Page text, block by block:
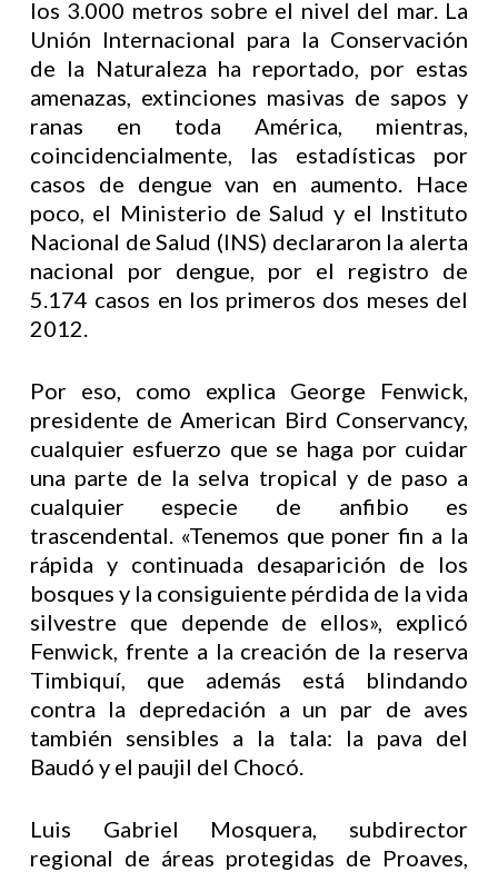
los 3.000 metros sobre el nivel del mar. La
Unión Internacional para la Conservación
de la Naturaleza ha reportado, por estas
amenazas, extinciones masivas de sapos y
ranas en toda América, mientras,
coincidencialmente, las estadísticas por
casos de dengue van en aumento. Hace
poco, el Ministerio de Salud y el Instituto
Nacional de Salud (INS) declararon la alerta
nacional por dengue, por el registro de
5.174 casos en los primeros dos meses del
2012.
Por eso, como explica George Fenwick,
presidente de American Bird Conservancy,
cualquier esfuerzo que se haga por cuidar
una parte de la selva tropical y de paso a
cualquier especie de anfibio es
trascendental. «Tenemos que poner fin a la
rápida y continuada desaparición de los
bosques y la consiguiente pérdida de la vida
silvestre que depende de ellos», explicó
Fenwick, frente a la creación de la reserva
Timbiquí, que además está blindando
contra la depredación a un par de aves
también sensibles a la tala: la pava del
Baudó y el paujil del Chocó.
Luis Gabriel Mosquera, subdirector
regional de áreas protegidas de Proaves,